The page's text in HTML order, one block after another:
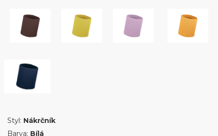
Styl: Nákrčník
Barva: Bílá